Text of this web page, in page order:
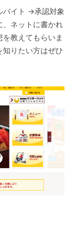
バイト →承認対象
、ネットに書かれ
教えてもらいま
知りたい方はぜひ